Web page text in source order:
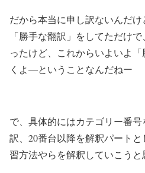
だから本当に申し訳ないんだ
「勝手な翻訳」をしてただけ
ったけど、これからいよいよ
くよ—ということなんだねー
で、具体的にはカテゴリー番
訳、20番台以降を解釈パート
習方法やらを解釈していこう